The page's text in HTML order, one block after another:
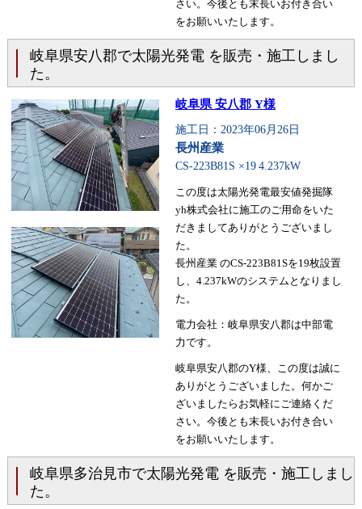
さい。今後とも末長いお付き合い
をお願いいたします。
岐阜県安八郡で太陽光発電 を販売・施工しまし
た。
岐阜県 安八郡 Y様
施工日：2023年06月26日
長州産業
CS-223B81S ×19 4.237kW
この度は太陽光発電最安値発掘隊
yh株式会社に施工のご用命をいた
だきましてありがとうございまし
た。
長州産業 のCS-223B81Sを19枚設置
し、4.237kWのシステムとなりまし
た。
電力会社：岐阜県安八郡は中部電
力です。
岐阜県安八郡のY様、この度は誠に
ありがとうございました。何かご
ざいましたらお気軽にご連絡くだ
さい。今後とも末長いお付き合い
をお願いいたします。
岐阜県多治見市で太陽光発電 を販売・施工しまし
た。